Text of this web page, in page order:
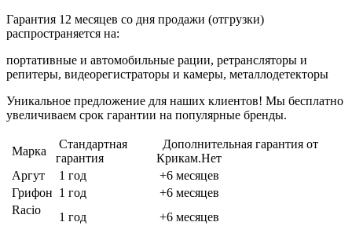
Гарантия 12 месяцев со дня продажи (отгрузки)
распространяется на:
портативные и автомобильные рации, ретрансляторы и
репитеры, видеорегистраторы и камеры, металлодетекторы
Уникальное предложение для наших клиентов! Мы бесплатно
увеличиваем срок гарантии на популярные бренды.
Марка
Стандартная
гарантия
Дополнительная гарантия от
Крикам.Нет
Аргут
1 год
+6 месяцев
Грифон 1 год
+6 месяцев
Racio
1 год
+6 месяцев